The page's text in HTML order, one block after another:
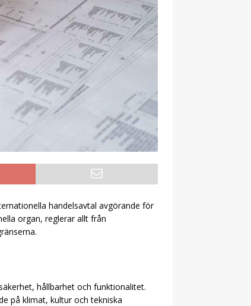
handelsavtal avgörande för
organ, reglerar allt från
hållbarhet och funktionalitet.
på klimat, kultur och tekniska